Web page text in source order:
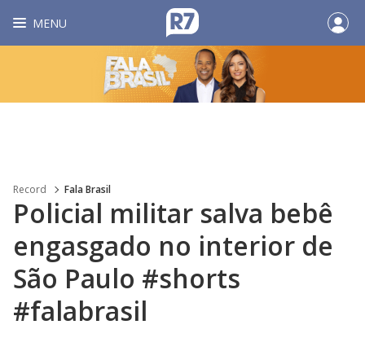
MENU
Record Fala Brasil
Policial militar salva bebê
engasgado no interior de
São Paulo #shorts
#falabrasil